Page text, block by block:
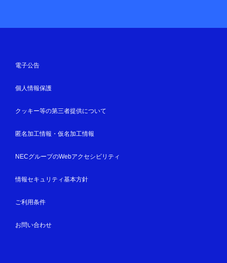
電子公告
個人情報保護
クッキー等の第三者提供について
匿名加工情報・仮名加工情報
NECグループのWebアクセシビリティ
情報セキュリティ基本方針
ご利用条件
お問い合わせ